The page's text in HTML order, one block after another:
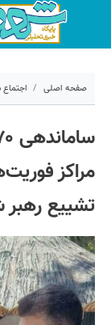
صفحه اصلی
مراکز
تشییع